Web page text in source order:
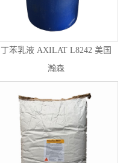
丁苯乳液 AXILAT L8242 美国
瀚森